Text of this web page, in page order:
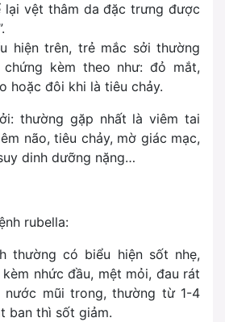
lại vệt thâm da đặc trưng được
hiện trên, trẻ mắc sởi thường
kèm theo như: đỏ mắt,
hoặc đôi khi là tiêu chảy.
thường gặp nhất là viêm tai
não, tiêu chảy, mờ giác mạc,
dinh dưỡng nặng…
rubella:
thường có biểu hiện sốt nhẹ,
nhức đầu, mệt mỏi, đau rát
nước mũi trong, thường từ 1-4
ban thì sốt giảm.